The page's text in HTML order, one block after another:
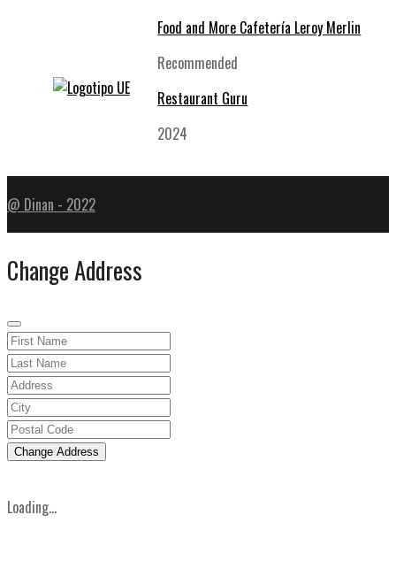
Food and More Cafetería Leroy Merlin
Recommended
Restaurant Guru
2024
@ Dinan - 2022
Change Address
Change Address
Loading...